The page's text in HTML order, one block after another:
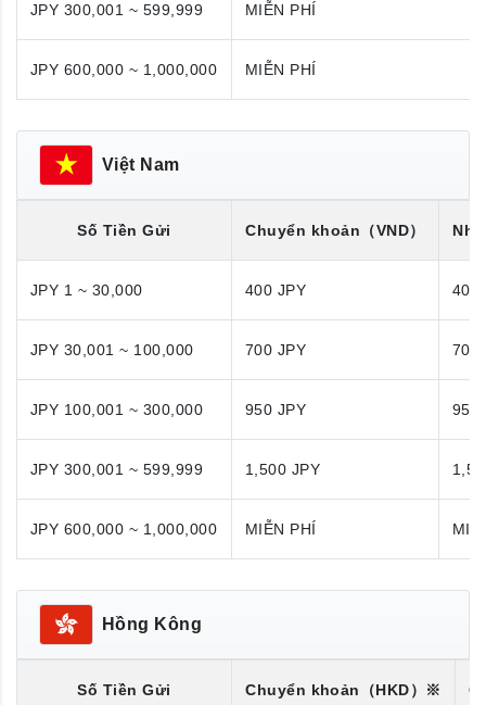
JPY 300,001 ~ 599,999 MIỄN PHÍ
JPY 600,000 ~ 1,000,000 MIỄN PHÍ
Việt Nam
Số Tiền Gửi Chuyển khoản （VND）
JPY 1 ~ 30,000 400 JPY 400
JPY 30,001 ~ 100,000 700 JPY 700
JPY 100,001 ~ 300,000 950 JPY 950
JPY 300,001 ~ 599,999 1,500 JPY
JPY 600,000 ~ 1,000,000 MIỄN PHÍ
Hồng Kông
Số Tiền Gửi Chuyển khoản （HKD）※